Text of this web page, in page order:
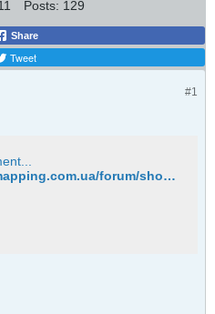
Posts: 129
Share
Tweet
#1
http://cs-mapping.com.ua/forum/showthread.php?t=17225